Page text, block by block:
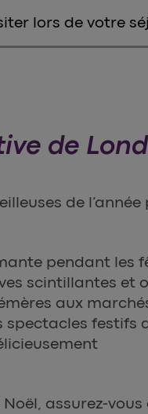
lors de votre
de
de l’année
pendant les
scintillantes et
aux
spectacles festifs
assurez-vous